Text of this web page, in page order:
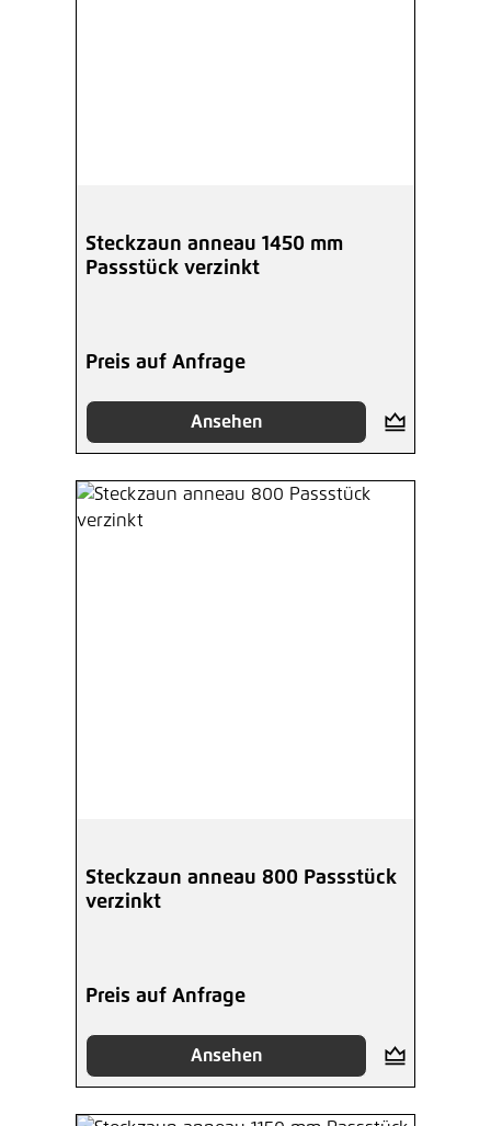
Steckzaun anneau 1450 mm
Passstück verzinkt
Preis auf Anfrage
Ansehen
Steckzaun anneau 800 Passstück
verzinkt
Preis auf Anfrage
Ansehen